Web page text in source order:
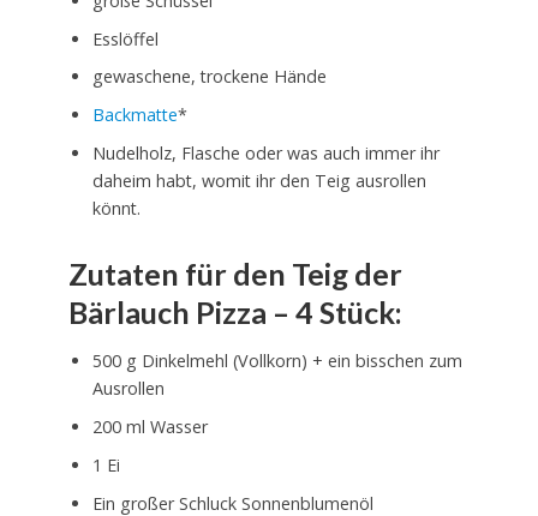
Esslöffel
gewaschene, trockene Hände
Backmatte*
Nudelholz, Flasche oder was auch immer ihr
daheim habt, womit ihr den Teig ausrollen
könnt.
Zutaten für den Teig der
Bärlauch Pizza – 4 Stück:
500 g Dinkelmehl (Vollkorn) + ein bisschen zum
Ausrollen
200 ml Wasser
1 Ei
Ein großer Schluck Sonnenblumenöl